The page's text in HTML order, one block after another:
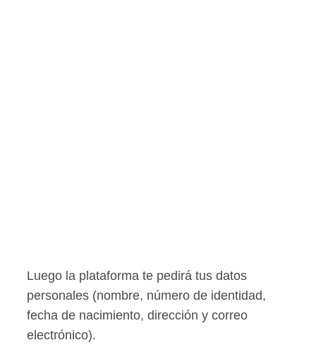
Luego la plataforma te pedirá tus datos
personales (nombre, número de identidad,
fecha de nacimiento, dirección y correo
electrónico).